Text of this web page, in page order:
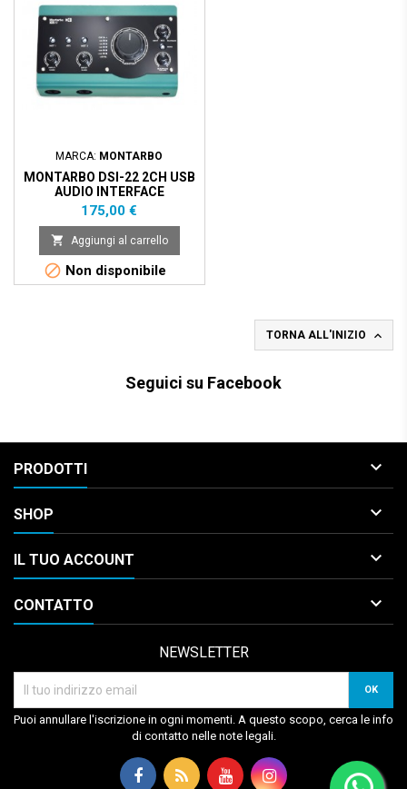
MARCA: MONTARBO
MONTARBO DSI-22 2CH USB
AUDIO INTERFACE
Prezzo
175,00 €
 Aggiungi al carrello
 Non disponibile
TORNA ALL'INIZIO 
Seguici su Facebook
PRODOTTI 
SHOP 
IL TUO ACCOUNT 
CONTATTO 
NEWSLETTER
Puoi annullare l'iscrizione in ogni momenti. A questo scopo, cerca le info
di contatto nelle note legali.